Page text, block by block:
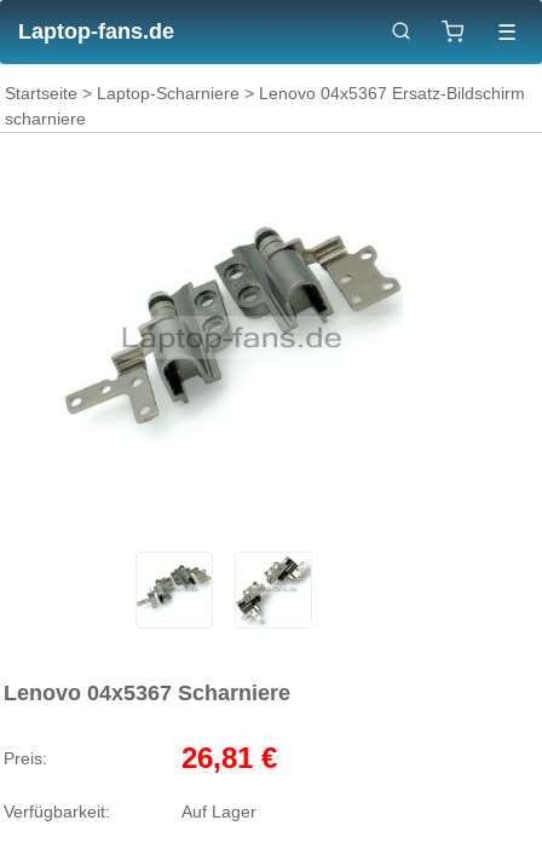
Laptop-fans.de ☰
Startseite > Laptop-Scharniere > Lenovo 04x5367 Ersatz-Bildschirm
scharniere
Lenovo 04x5367 Scharniere
Preis: 26,81 €
Verfügbarkeit: Auf Lager